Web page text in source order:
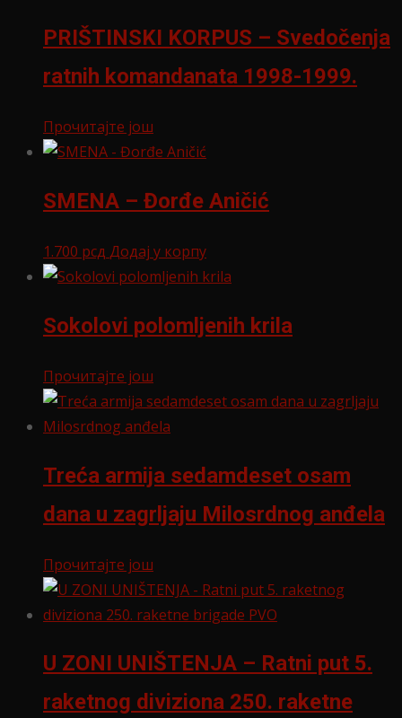
PRIŠTINSKI KORPUS – Svedočenja
ratnih komandanata 1998-1999.
Прочитајте још
SMENA – Đorđe Aničić
1.700 рсд Додај у корпу
Sokolovi polomljenih krila
Прочитајте још
Treća armija sedamdeset osam
dana u zagrljaju Milosrdnog anđela
Прочитајте још
U ZONI UNIŠTENJA – Ratni put 5.
raketnog diviziona 250. raketne